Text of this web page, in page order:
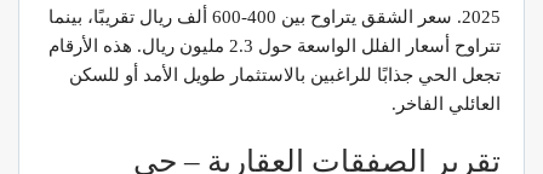
2025. سعر الشقق يتراوح بين 400-600 ألف ريال تقريبًا، بينما
تتراوح أسعار الفلل الواسعة حول 2.3 مليون ريال. هذه الأرقام
تجعل الحي جذابًا للراغبين بالاستثمار طويل الأمد أو للسكن
العائلي الفاخر.
تقرير الصفقات العقارية – حي